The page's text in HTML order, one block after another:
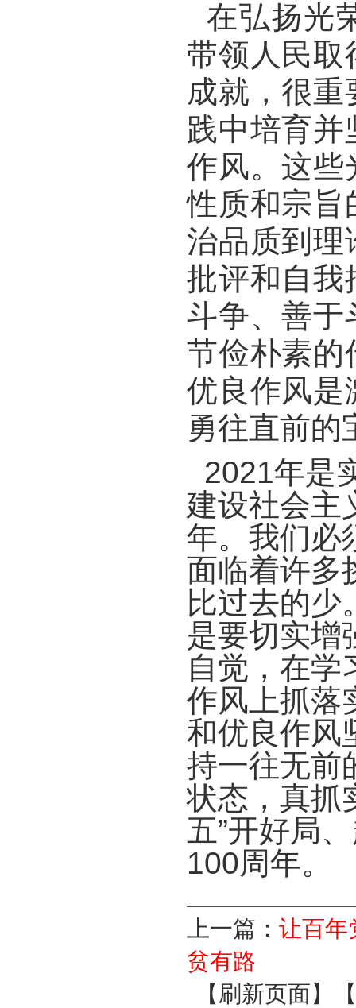
在弘扬光
带领人民取
成就，很
践中培育
作风。这些
性质和宗旨
治品质到理
批评和自我
斗争、善于
节俭朴素的
优良作风是
勇往直前的
2021年是
建设社会主
年。我们必
面临着许多
比过去的少
是要切实增
自觉，在学
作风上抓落
和优良作风
持一往无前
状态，真抓
五”开好局
100周年。
上一篇： 让百年
贫有路
【刷新页面】